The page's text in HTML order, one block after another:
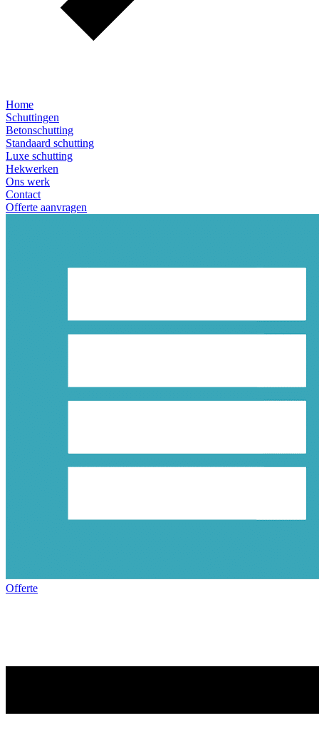
Home
Schuttingen
Betonschutting
Standaard schutting
Luxe schutting
Hekwerken
Ons werk
Contact
Offerte aanvragen
Offerte